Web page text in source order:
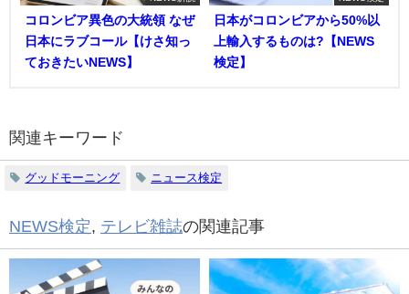
コロンビア異色の大統領 なぜ
日本にラブコール【けさ知っ
ておきたいNEWS】
日本がコロンビアから50%以
上輸入するものは?【NEWS
検定】
関連キーワード
グッドモーニング ニュース検定
NEWS検定, テレビ雑誌の関連記事